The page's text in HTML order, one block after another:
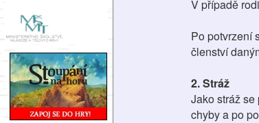
V případě
Po potvrzení
členství
2. Stráž
Jako stráž
chyby a po